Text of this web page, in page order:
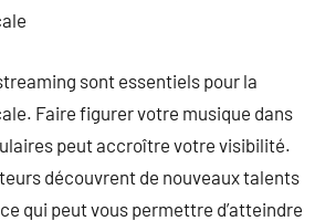
sont essentiels pour la
Faire figurer votre musique dans
peut accroître votre visibilité.
découvrent de nouveaux talents
qui peut vous permettre d’atteindre